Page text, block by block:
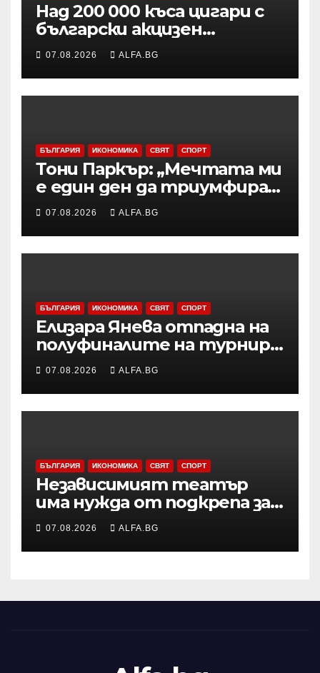
Над 200 000 къса цигари с
български акцизен
бандерол са задържани при
проверка на товарен
автомобил в района на
Видин
07.08.2026 ALFA.BG
БЪЛГАРИЯ ИКОНОМИКА СВЯТ СПОРТ
Тони Паркър: „Мечтата ми
е един ден да триумфирам
с АСВЕЛ и да стана
шампион на НБА Европа“
07.08.2026 ALFA.BG
БЪЛГАРИЯ ИКОНОМИКА СВЯТ СПОРТ
Елизара Янева отпадна на
полуфиналите на турнир
по тенис УТА 125 във
Варшава, ще запише ново
рекордно класиране в
световната ранглиста в
07.08.2026 ALFA.BG
БЪЛГАРИЯ ИКОНОМИКА СВЯТ СПОРТ
Независимият театър
има нужда от подкрепа за
копродукции с
държавните сцени,
смятат Боряна Йовкова и
07.08.2026 ALFA.BG